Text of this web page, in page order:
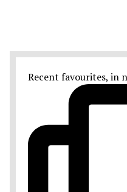
Recent favourites, in